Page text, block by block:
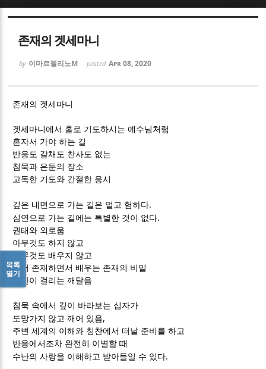
존재의 겟세마니
by 이마르첼리노M posted Apr 08, 2020
존재의 겟세마니
겟세마니에서 홀로 기도하시는 예수님처럼
혼자서 가야 하는 길
반응도 갈채도 찬사도 없는
침묵과 은둔의 장소
고독한 기도와 간절한 응시
깊은 내면으로 가는 길은 멀고 험하다.
심연으로 가는 길에는 특별한 것이 없다.
권태와 외로움
아무것도 하지 않고
아무것도 배우지 않고
그저 존재하면서 배우는 존재의 비밀
시간이 걸리는 깨달음
침묵 속에서 깊이 바라보는 십자가
도망가지 않고 깨어 있음,
주변 세계의 이해와 칭찬에서 떠날 준비를 하고
반응에서조차 완전히 이별할 때
수난의 사랑을 이해하고 받아들일 수 있다.
목록
열기
Sketchbook5, 스케치북5
Sketchbook5, 스케치북5
Sketchbook5, 스케치북5
Sketchbook5, 스케치북5